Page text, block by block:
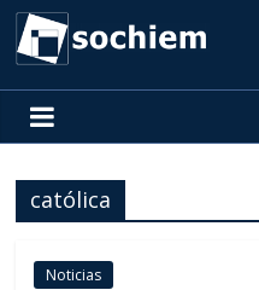
SOCHIEM
Sociedad
Chilena
de
Matemática
católica
Noticias